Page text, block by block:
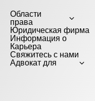
Области
права
Юридическая фирма
Информация о
Карьера
Свяжитесь с нами
Адвокат для